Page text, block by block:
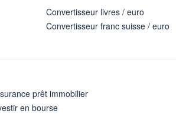
Convertisseur livres / euro
Convertisseur franc suisse / euro
prêt immobilier
en bourse